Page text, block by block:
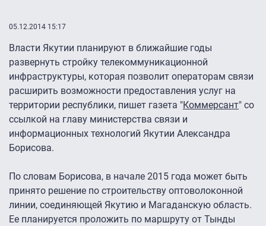
05.12.2014 15:17
Власти Якутии планируют в ближайшие годы
развернуть стройку телекоммуникационной
инфраструктуры, которая позволит операторам связи
расширить возможности предоставления услуг на
территории республики, пишет газета "Коммерсант" со
ссылкой на главу министерства связи и
информационных технологий Якутии Александра
Борисова.
По словам Борисова, в начале 2015 года может быть
принято решение по строительству оптоволоконной
линии, соединяющей Якутию и Магаданскую область.
Ее планируется проложить по маршруту от Тынды